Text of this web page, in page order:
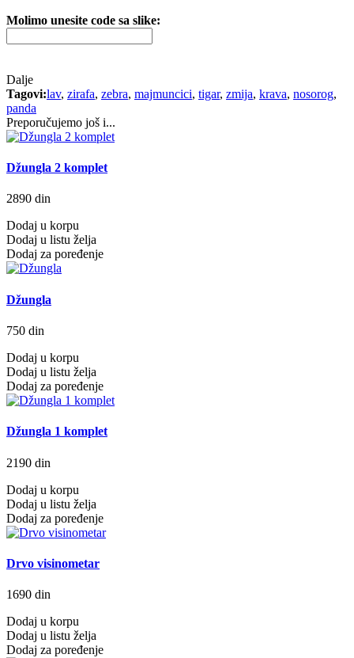
Molimo unesite code sa slike:
Dalje
Tagovi:lav, zirafa, zebra, majmuncici, tigar, zmija, krava, nosorog,
panda
Preporučujemo još i...
Džungla 2 komplet
2890 din
Dodaj u korpu
Dodaj u listu želja
Dodaj za poređenje
Džungla
750 din
Dodaj u korpu
Dodaj u listu želja
Dodaj za poređenje
Džungla 1 komplet
2190 din
Dodaj u korpu
Dodaj u listu želja
Dodaj za poređenje
Drvo visinometar
1690 din
Dodaj u korpu
Dodaj u listu želja
Dodaj za poređenje